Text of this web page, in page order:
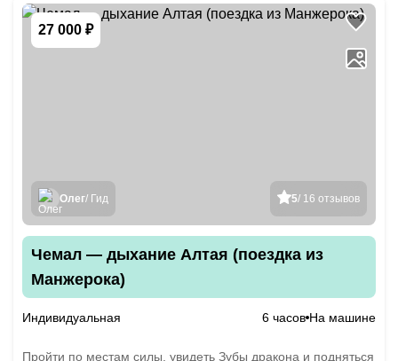
27 000 ₽
5/ 16 отзывов
Олег/ Гид
Чемал — дыхание Алтая (поездка из
Манжерока)
Индивидуальная 6 часов На машине
Пройти по местам силы, увидеть Зубы дракона и подняться